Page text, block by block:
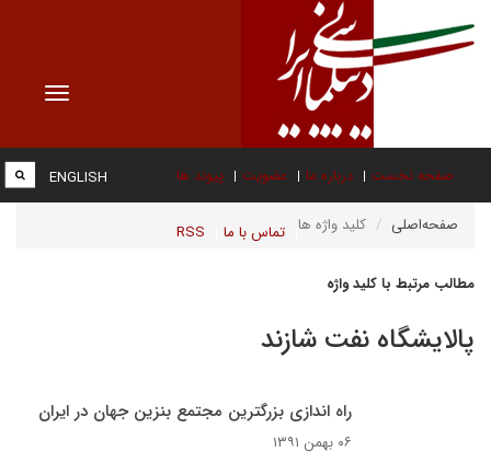
Toggle
صفحه نخست درباره ما عضویت پیوند ها
تماس با ما RSS
ENGLISH
صفحه‌اصلی کلید واژه ها
مطالب مرتبط با کلید واژه
پالایشگاه نفت شازند
راه اندازی بزرگترین مجتمع بنزین جهان در ایران
۰۶ بهمن ۱۳۹۱